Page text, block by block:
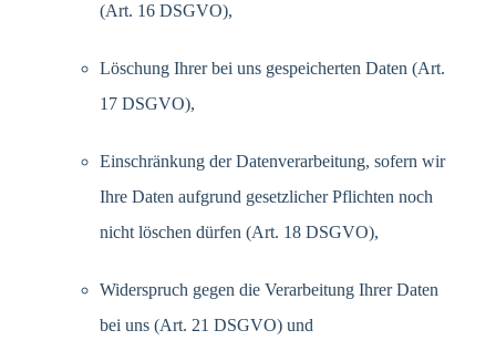
(Art. 16 DSGVO),
Löschung Ihrer bei uns gespeicherten Daten (Art.
17 DSGVO),
Einschränkung der Datenverarbeitung, sofern wir
Ihre Daten aufgrund gesetzlicher Pflichten noch
nicht löschen dürfen (Art. 18 DSGVO),
Widerspruch gegen die Verarbeitung Ihrer Daten
bei uns (Art. 21 DSGVO) und